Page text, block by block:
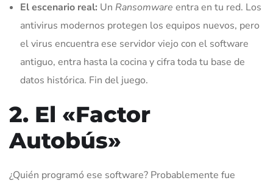
El escenario real: Un Ransomware entra en tu red. Los
antivirus modernos protegen los equipos nuevos, pero
el virus encuentra ese servidor viejo con el software
antiguo, entra hasta la cocina y cifra toda tu base de
datos histórica. Fin del juego.
2. El «Factor
Autobús»
¿Quién programó ese software? Probablemente fue